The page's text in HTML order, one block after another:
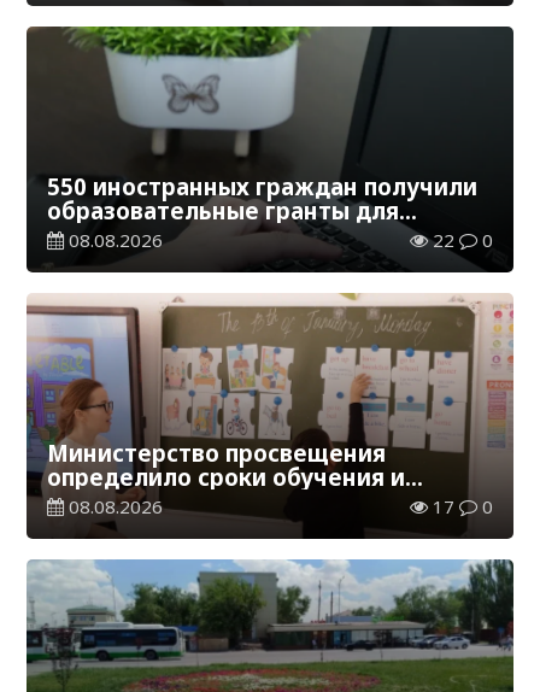
550 иностранных граждан получили
образовательные гранты для
обучения в Казахстане
08.08.2026 22 0
Министерство просвещения
определило сроки обучения и
каникул на 2026-2027 учебный год
08.08.2026 17 0